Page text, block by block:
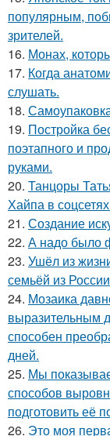
популярным,
зрителей.
16. Монах,
17. Когда
слушать.
18.
19. Постройка
поэтапного и
руками.
20. Танцоры
Хайпа в
21. Создание
22. А надо было
23. Ушёл из
семьёй из
24. Мозаика
выразительным
способен
дней.
25. Мы
способов
подготовить её
26. Это моя